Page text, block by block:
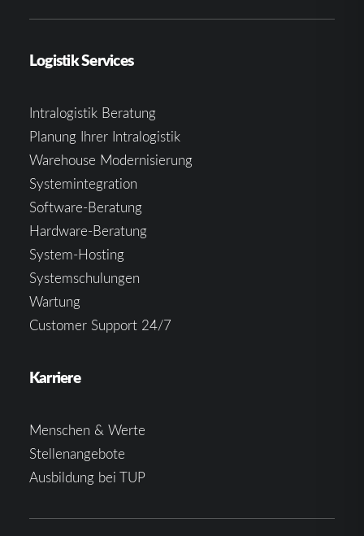
Logistik Services
Intralogistik Beratung
Planung Ihrer Intralogistik
Warehouse Modernisierung
Systemintegration
Software-Beratung
Hardware-Beratung
System-Hosting
Systemschulungen
Wartung
Customer Support 24/7
Karriere
Menschen & Werte
Stellenangebote
Ausbildung bei TUP